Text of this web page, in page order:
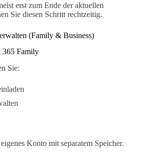
erst zum Ende der aktuellen
Sie diesen Schritt rechtzeitig.
(Family & Business)
365 Family
Sie:
Konto mit separatem Speicher.